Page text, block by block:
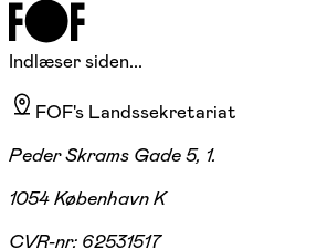
Indlæser siden...
FOF's Landssekretariat
Peder Skrams Gade 5, 1.
1054 København K
CVR-nr: 62531517